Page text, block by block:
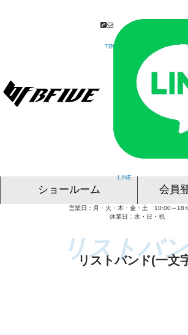
ショールーム
東京ショールーム
名古屋ショールーム
大阪ショールーム
福岡ショールーム
会員
営業日：月・火・木・金・土 10:00～
休業日：水・日・祝
リストバンド(一文